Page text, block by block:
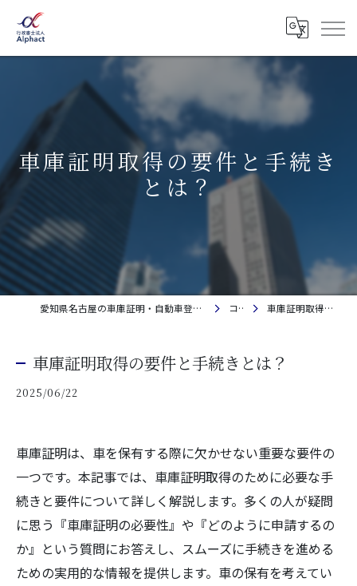
車庫証明取得の要件と手続き
とは？
愛知県名古屋の車庫証明・自動車登録なら行政書士法人Alphact｜相談料金無料 コラム 車庫証明取得の要件と手続きとは？
車庫証明取得の要件と手続きとは？
2025/06/22
車庫証明は、車を保有する際に欠かせない重要な要件の
一つです。本記事では、車庫証明取得のために必要な手
続きと要件について詳しく解説します。多くの人が疑問
に思う『車庫証明の必要性』や『どのように申請するの
か』という質問にお答えし、スムーズに手続きを進める
ための実用的な情報を提供します。車の保有を考えてい